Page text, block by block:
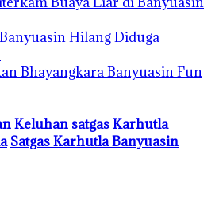
Hilang Diduga
Bhayangkara Banyuasin Fun
Keluhan satgas Karhutla
Satgas Karhutla Banyuasin